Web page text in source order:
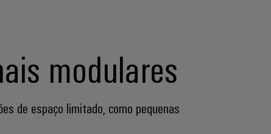
modulares
de espaço limitado, como pequenas